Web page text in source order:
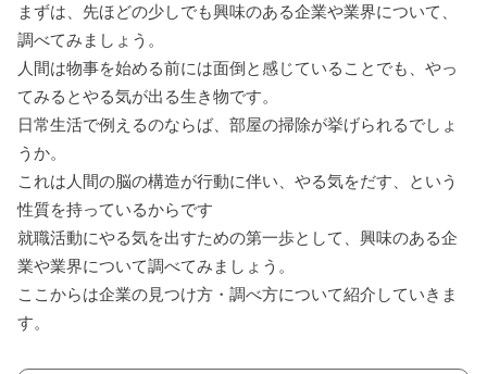
まずは、先ほどの少しでも興味のある企業や業界について、
調べてみましょう。
人間は物事を始める前には面倒と感じていることでも、やっ
てみるとやる気が出る生き物です。
日常生活で例えるのならば、部屋の掃除が挙げられるでしょ
うか。
これは人間の脳の構造が行動に伴い、やる気をだす、という
性質を持っているからです
就職活動にやる気を出すための第一歩として、興味のある企
業や業界について調べてみましょう。
ここからは企業の見つけ方・調べ方について紹介していきま
す。